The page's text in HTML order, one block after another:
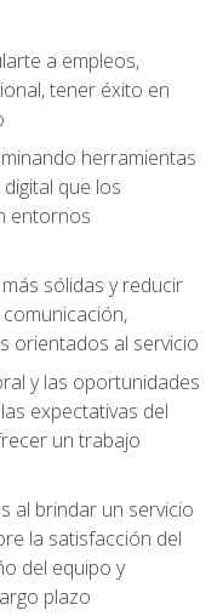
a empleos,
tener éxito en
herramientas
que los
entornos
sólidas y reducir
orientados al servicio
y las oportunidades
expectativas del
un trabajo
al brindar un servicio
la satisfacción del
del equipo y
plazo